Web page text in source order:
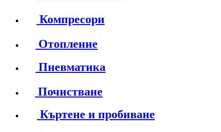
Компресори
Отопление
Пневматика
Почистване
Къртене и пробиване